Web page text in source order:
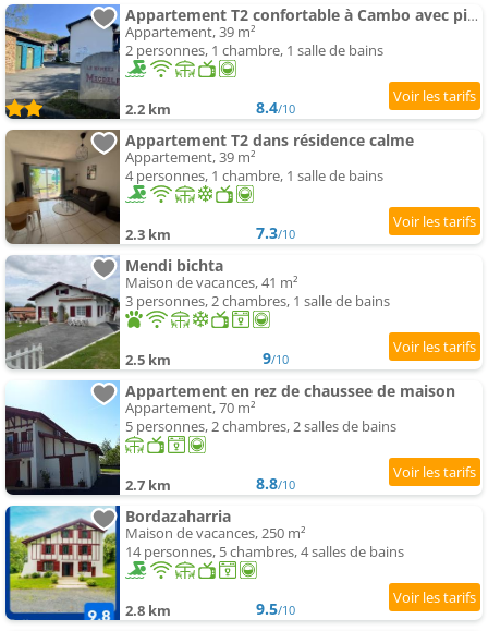
Appartement T2 confortable à Cambo avec piscine et parking - FR-1-495-82
Appartement, 39 m²
2 personnes, 1 chambre, 1 salle de bains
2.2 km 8.4/10
Appartement T2 dans résidence calme
Appartement, 39 m²
4 personnes, 1 chambre, 1 salle de bains
2.3 km 7.3/10
Mendi bichta
Maison de vacances, 41 m²
3 personnes, 2 chambres, 1 salle de bains
2.5 km 9/10
Appartement en rez de chaussee de maison
Appartement, 70 m²
5 personnes, 2 chambres, 2 salles de bains
2.7 km 8.8/10
Bordazaharria
Maison de vacances, 250 m²
14 personnes, 5 chambres, 4 salles de bains
2.8 km 9.5/10